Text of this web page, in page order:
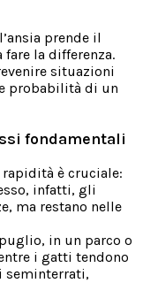
prende il
la differenza.
situazioni
probabilità di un
fondamentali
è cruciale:
infatti, gli
ma restano nelle
in un parco o
i gatti tendono
seminterrati,